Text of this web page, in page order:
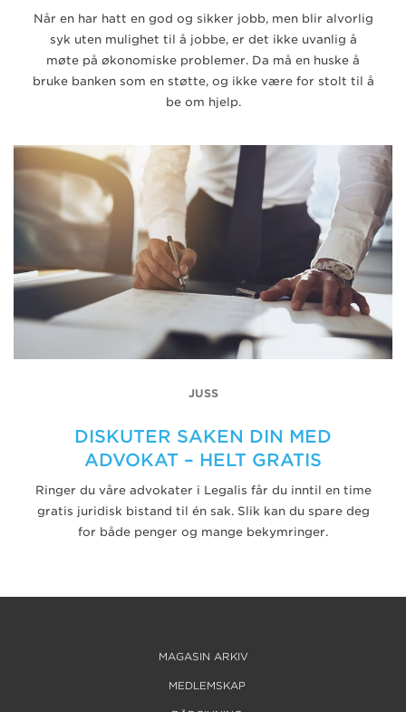
Når en har hatt en god og sikker jobb, men blir alvorlig
syk uten mulighet til å jobbe, er det ikke uvanlig å
møte på økonomiske problemer. Da må en huske å
bruke banken som en støtte, og ikke være for stolt til å
be om hjelp.
JUSS
DISKUTER SAKEN DIN MED
ADVOKAT – HELT GRATIS
Ringer du våre advokater i Legalis får du inntil en time
gratis juridisk bistand til én sak. Slik kan du spare deg
for både penger og mange bekymringer.
MAGASIN ARKIV
MEDLEMSKAP